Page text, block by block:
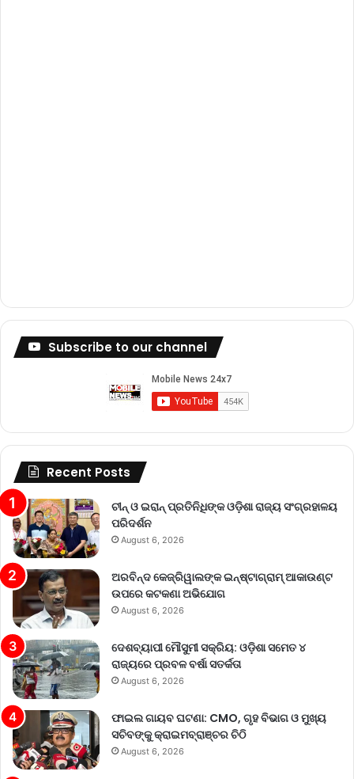
Subscribe to our channel
Recent Posts
ଚୀନ୍ ଓ ଇରାନ୍ ପ୍ରତିନିଧିଙ୍କ ଓଡ଼ିଶା ରାଜ୍ୟ ସଂଗ୍ରହାଳୟ
ପରିଦର୍ଶନ
August 6, 2026
ଅରବିନ୍ଦ କେଜ୍ରିୱାଲଙ୍କ ଇନ୍‌ଷ୍ଟାଗ୍ରାମ୍ ଆକାଉଣ୍ଟ
ଉପରେ କଟକଣା ଅଭିଯୋଗ
August 6, 2026
ଦେଶବ୍ୟାପୀ ମୌସୁମୀ ସକ୍ରିୟ: ଓଡ଼ିଶା ସମେତ ୪
ରାଜ୍ୟରେ ପ୍ରବଳ ବର୍ଷା ସତର୍କତା
August 6, 2026
ଫାଇଲ ଗାୟବ ଘଟଣା: CMO, ଗୃହ ବିଭାଗ ଓ ମୁଖ୍ୟ
ସଚିବଙ୍କୁ କ୍ରାଇମବ୍ରାଞ୍ଚର ଚିଠି
August 6, 2026